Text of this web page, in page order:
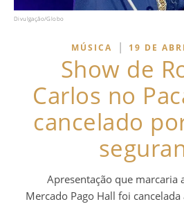
Divulgação/Globo
MÚSICA | 19 DE
Show de
Carlos no
cancelado
Apresentação que marcaria
Mercado Pago Hall foi